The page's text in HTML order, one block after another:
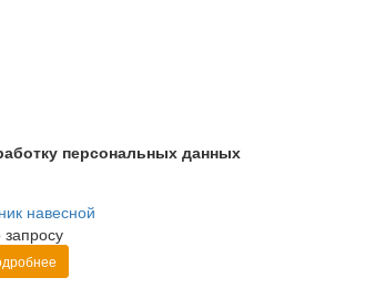
персональных данных
навесной